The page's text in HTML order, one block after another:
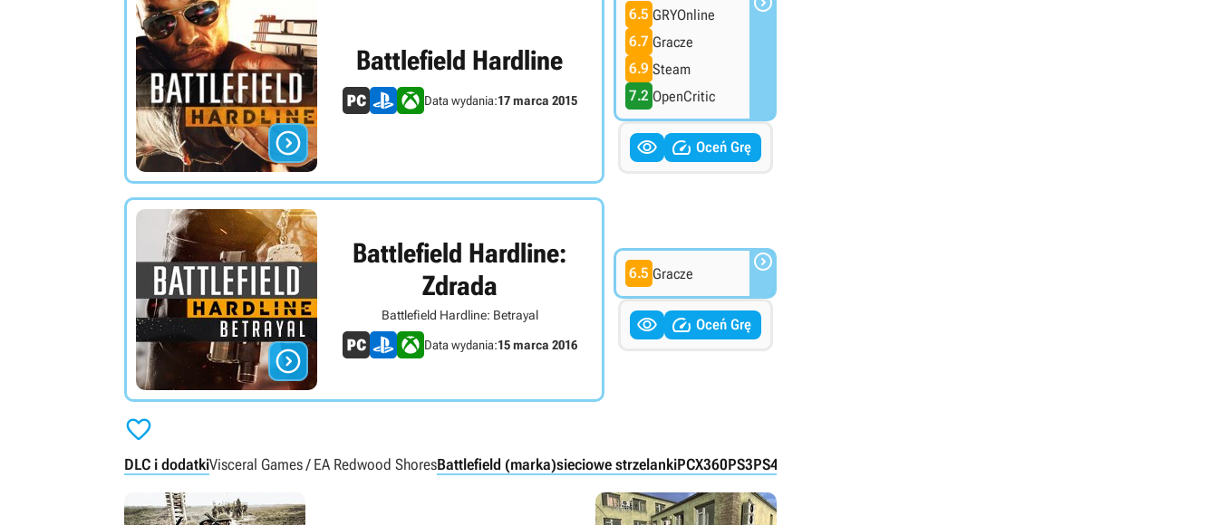

Battlefield Hardline
Data wydania:17 marca 2015
6.5 GRYOnline
6.7 Gracze
6.9 Steam
7.2 OpenCritic
  Oceń Grę

Battlefield Hardline:
Zdrada
Battlefield Hardline: Betrayal
Data wydania:15 marca 2016
6.5 Gracze 
  Oceń Grę

DLC i dodatkiVisceral Games / EA Redwood ShoresBattlefield (marka)sieciowe strzelankiPCX360PS3PS4